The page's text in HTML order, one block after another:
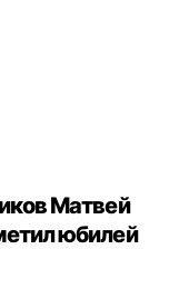
Матвей
юбилей